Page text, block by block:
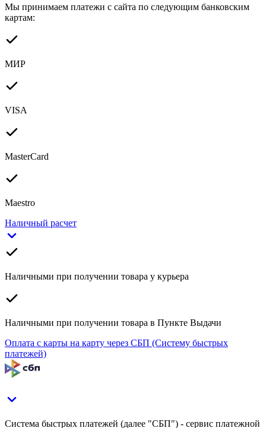
Мы принимаем платежи с сайта по следующим банковским
картам:
МИР
VISA
MasterCard
Maestro
Наличный расчет
Наличными при получении товара у курьера
Наличными при получении товара в Пункте Выдачи
Оплата с карты на карту через СБП (Систему быстрых
платежей)
Система быстрых платежей (далее "СБП") - сервис платежной